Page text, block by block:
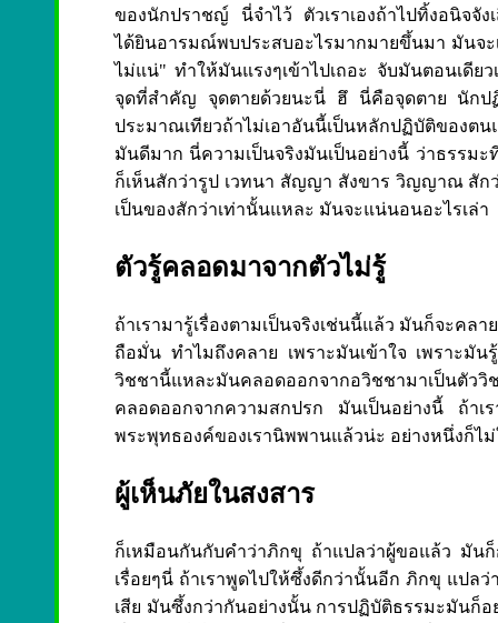
ของนักปราชญ์ นี่จำไว้ ตัวเราเองถ้าไปทิ้งอนิจ
ได้ยินอารมณ์พบประสบอะไรมากมายขึ้นมา มันจะ
ไม่แน่" ทำให้มันแรงๆเข้าไปเถอะ จับมันตอนเดีย
จุดที่สำคัญ จุดตายด้วยนะนี่ ฮึ นี่คือจุดตาย นักป
ประมาณเทียวถ้าไม่เอาอันนี้เป็นหลักปฏิบัติของ
มันดีมาก นี่ความเป็นจริงมันเป็นอย่างนี้ ว่าธรรม
ก็เห็นสักว่ารูป เวทนา สัญญา สังขาร วิญญาณ สั
เป็นของสักว่าเท่านั้นแหละ มันจะแน่นอนอะไรเล่า
ตัวรู้คลอดมาจากตัวไม่รู้
ถ้าเรามารู้เรื่องตามเป็นจริงเช่นนี้แล้ว มันก็จะค
ถือมั่น ทำไมถึงคลาย เพราะมันเข้าใจ เพราะมั
วิชชานี้แหละมันคลอดออกจากอวิชชามาเป็นตัว
คลอดออกจากความสกปรก มันเป็นอย่างนี้ ถ้า
พระพุทธองค์ของเรานิพพานแล้วน่ะ อย่างหนึ่งก็ไ
ผู้เห็นภัยในสงสาร
ก็เหมือนกันกับคำว่าภิกขุ ถ้าแปลว่าผู้ขอแล้ว มัน
เรื่อยๆนี่ ถ้าเราพูดไปให้ซึ้งดีกว่านั้นอีก ภิกขุ แปล
เสีย มันซึ้งกว่ากันอย่างนั้น การปฏิบัติธรรมะมันก็อ